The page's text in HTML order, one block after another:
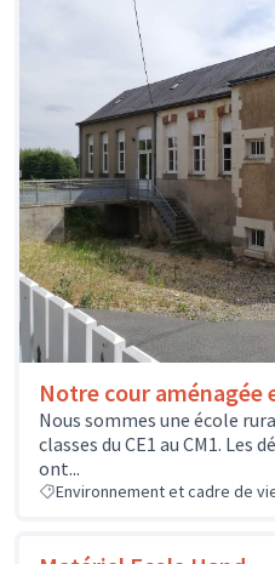
Notre cour aménagée
Nous sommes une école
classes du CE1 au CM1. Les
ont...
Environnement et cadre de